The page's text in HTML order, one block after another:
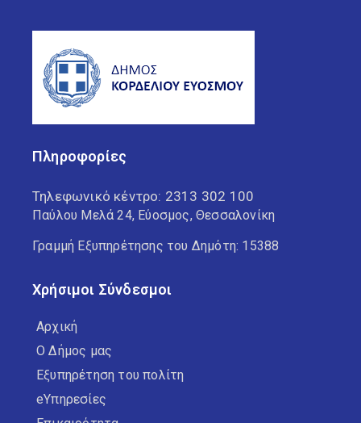
Πληροφορίες
Τηλεφωνικό κέντρο: 2313 302 100
Παύλου Μελά 24, Εύοσμος, Θεσσαλονίκη
Γραμμή Εξυπηρέτησης του Δημότη: 15388
Χρήσιμοι Σύνδεσμοι
Αρχική
Ο Δήμος μας
Εξυπηρέτηση του πολίτη
eΥπηρεσίες